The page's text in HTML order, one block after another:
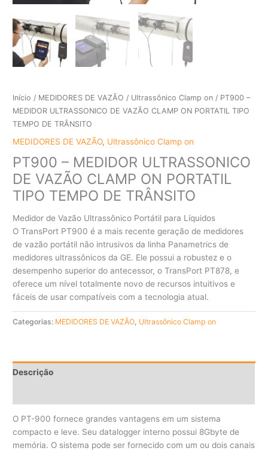
Início / MEDIDORES DE VAZÃO / Ultrassônico Clamp on / PT900 –
MEDIDOR ULTRASSONICO DE VAZÃO CLAMP ON PORTATIL TIPO
TEMPO DE TRÂNSITO
MEDIDORES DE VAZÃO, Ultrassônico Clamp on
PT900 – MEDIDOR ULTRASSONICO
DE VAZÃO CLAMP ON PORTATIL
TIPO TEMPO DE TRÂNSITO
Medidor de Vazão Ultrassônico Portátil para Líquidos
O TransPort PT900 é a mais recente geração de medidores
de vazão portátil não intrusivos da linha Panametrics de
medidores ultrassônicos da GE. Ele possui a robustez e o
desempenho superior do antecessor, o TransPort PT878, e
oferece um nível totalmente novo de recursos intuitivos e
fáceis de usar compatíveis com a tecnologia atual.
Categorias: MEDIDORES DE VAZÃO, Ultrassônico Clamp on
Descrição
O PT-900 fornece grandes vantagens em um sistema
compacto e leve. Seu datalogger interno possui 8Gbyte de
memória. O sistema pode ser fornecido com um ou dois canais